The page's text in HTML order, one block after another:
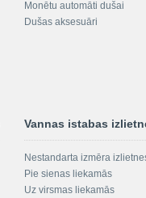
Monētu automāti dušai
Dušas aksesuāri
Vannas istabas
Nestandarta izmēra
Pie sienas liekamās
Uz virsmas liekamās